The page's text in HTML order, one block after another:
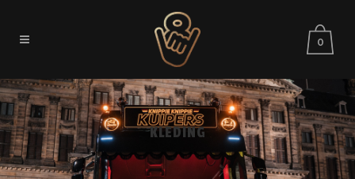
0
KLEDING